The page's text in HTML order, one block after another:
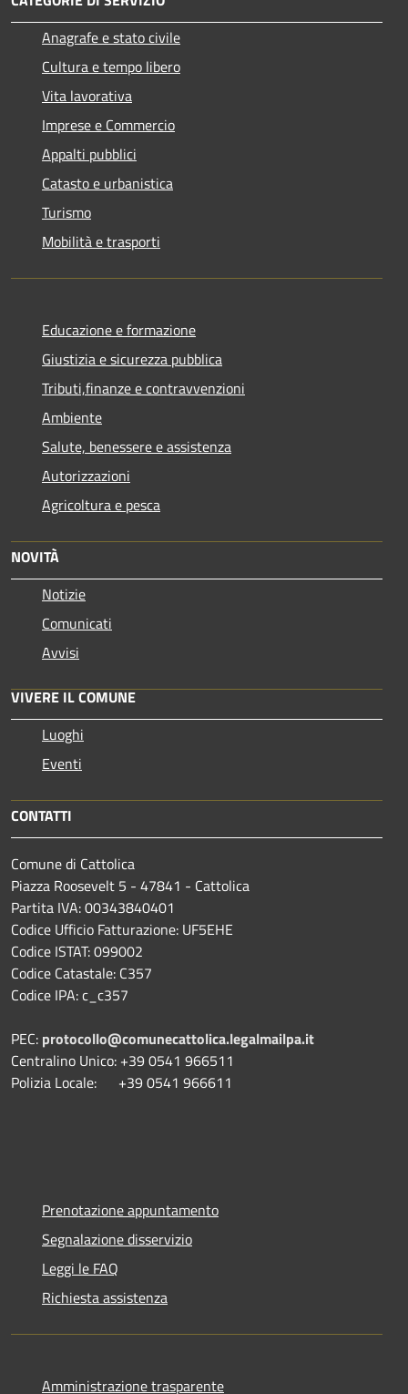
Anagrafe e stato civile
Cultura e tempo libero
Vita lavorativa
Imprese e Commercio
Appalti pubblici
Catasto e urbanistica
Turismo
Mobilità e trasporti
Educazione e formazione
Giustizia e sicurezza pubblica
Tributi,finanze e contravvenzioni
Ambiente
Salute, benessere e assistenza
Autorizzazioni
Agricoltura e pesca
NOVITÀ
Notizie
Comunicati
Avvisi
VIVERE IL COMUNE
Luoghi
Eventi
CONTATTI
Comune di Cattolica
Piazza Roosevelt 5 - 47841 - Cattolica
Partita IVA: 00343840401
Codice Ufficio Fatturazione: UF5EHE
Codice ISTAT: 099002
Codice Catastale: C357
Codice IPA: c_c357
PEC: protocollo@comunecattolica.legalmailpa.it
Centralino Unico: +39 0541 966511
Polizia Locale: +39 0541 966611
Prenotazione appuntamento
Segnalazione disservizio
Leggi le FAQ
Richiesta assistenza
Amministrazione trasparente